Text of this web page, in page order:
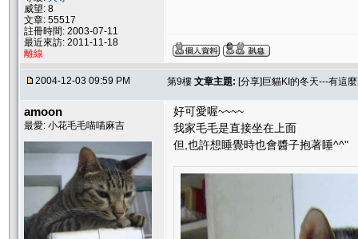
威望: 8
文章: 55517
註冊時間: 2003-07-11
最近來訪: 2011-11-18
離線
2004-12-03 09:59 PM 第9樓 文章主題: [分享]巨貓KI的冬天---有這
amoon
最愛: 小花毛毛喵喵麻吉
好可愛喔~~~~
我家毛毛是直接坐在上面
但,也許想睡覺時也會醬子抱著睡^^"